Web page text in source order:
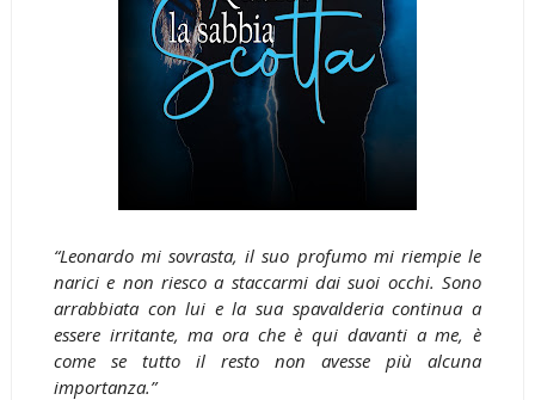
“Leonardo mi sovrasta, il suo profumo mi riempie le
narici e non riesco a staccarmi dai suoi occhi. Sono
arrabbiata con lui e la sua spavalderia continua a
essere irritante, ma ora che è qui davanti a me, è
come se tutto il resto non avesse più alcuna
importanza.”